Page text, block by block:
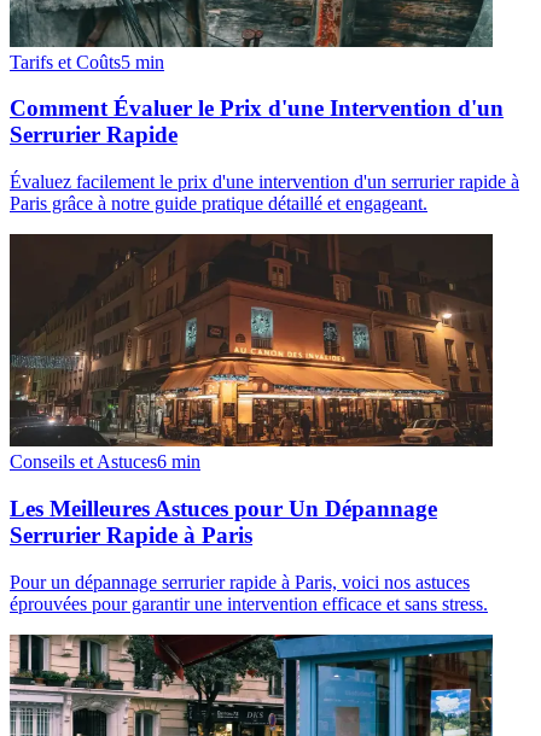
Tarifs et Coûts5 min
Comment Évaluer le Prix d'une Intervention d'un
Serrurier Rapide
Évaluez facilement le prix d'une intervention d'un serrurier rapide à
Paris grâce à notre guide pratique détaillé et engageant.
Conseils et Astuces6 min
Les Meilleures Astuces pour Un Dépannage
Serrurier Rapide à Paris
Pour un dépannage serrurier rapide à Paris, voici nos astuces
éprouvées pour garantir une intervention efficace et sans stress.